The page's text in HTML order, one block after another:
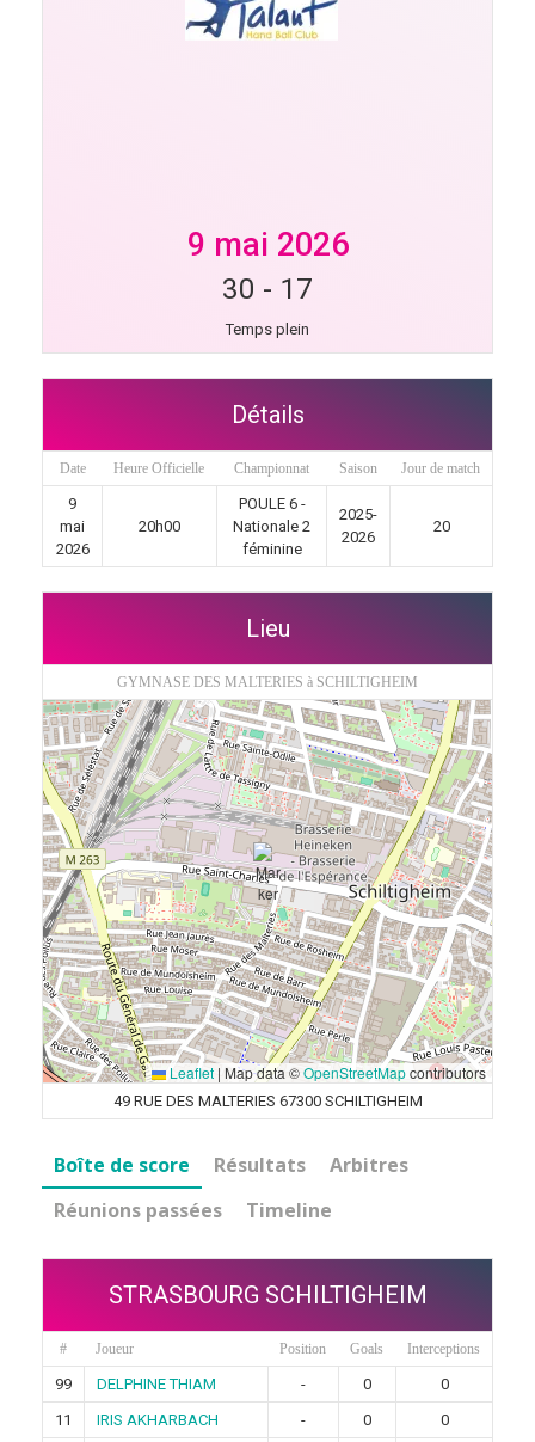
9 mai 2026
30 - 17
Temps plein
Détails
Date Heure Officielle Championnat Saison Jour de match
9
mai
2026
20h00
POULE 6 -
Nationale 2
féminine
2025-
2026
20
Lieu
GYMNASE DES MALTERIES à SCHILTIGHEIM
Leaflet | Map data ©OpenStreetMapcontributors
49 RUE DES MALTERIES 67300 SCHILTIGHEIM
Boîte de score Résultats
Arbitres
Réunions passées
Timeline
STRASBOURG SCHILTIGHEIM
# Joueur Position Goals Interceptions
99 DELPHINE THIAM - 0
0
11
IRIS AKHARBACH - 0
0